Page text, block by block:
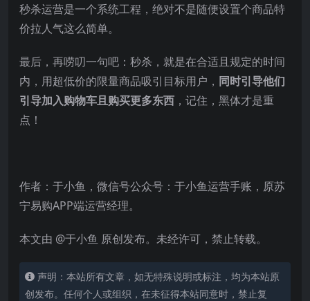
秒杀运营是一个系统工程，绝对不是随便设置个商品特
价拉人气这么简单。
最后，再唠叨一句吧：秒杀，就是在合适且规定的时间
内，用超低价的限量商品吸引目标用户， 同时引导他们
引导加入购物车且购买更多东西 ，记住，黑体才是重
点！
作者：于小鱼，微信号公众号：于小鱼运营手账，原苏
宁易购APP端运营经理。
本文由 @于小鱼 原创发布。未经许可，禁止转载。
声明：本站所有文章，如无特殊说明或标注，均为本站原
创发布。任何个人或组织，在未征得本站同意时，禁止复